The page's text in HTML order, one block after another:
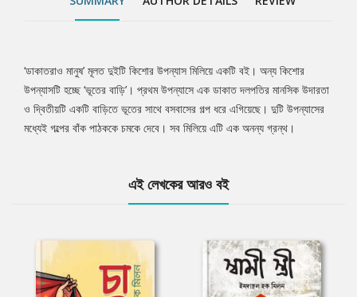
Tab
Article
‘ডাকাতরাও মানুষ’ মূলত দুইটি কিশোর উপন্যাস মিলিয়ে একটি বই। অন্য কিশোর
উপন্যাসটি হচ্ছে ‘ভূতের বাড়ি’। প্রথম উপন্যাসে এক ডাকাত দলপতির মানসিক উদারতা
ও দ্বিতীয়টি একটি বাড়িতে ভূতের সাথে বসবাসের গল্প ধরে এগিয়েছে। দুটি উপন্যাসের
মধ্যেই গল্পের বাঁক পাঠককে চমকে দেবে। সব মিলিয়ে এটি এক অনন্য গ্রন্থ।
এই লেখকের আরও বই